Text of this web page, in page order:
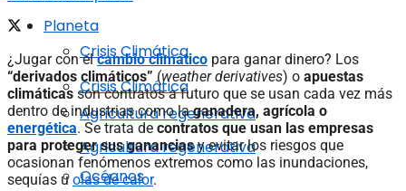
Crisis Climática
Agricultura regenerativa
Océanos
Planeta
Crisis Climática
Agricultura regenerativa
¿Jugar con elcambio climático para ganar dinero? Los
“derivados climáticos”(weather derivatives) o apuestas
climáticas son contratos a futuro que se usan cada vez más
dentro de industrias como laganadera, agrícola o
energética. Se trata de contratos que usan las empresas
para proteger sus gananciasy evitar los riesgos que
ocasionan fenómenos extremos como las inundaciones,
sequías uolas de calor.